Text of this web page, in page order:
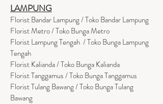
LAMPUNG
Florist Bandar Lampung / Toko Bandar Lampung
Florist Metro / Toko Bunga Metro
Florist Lampung Tengah / Toko Bunga Lampung
Tengah
Florist Kalianda / Toko Bunga Kalianda
Florist Tanggamus / Toko Bunga Tanggamus
Florist Tulang Bawang / Toko Bunga Tulang
Bawang